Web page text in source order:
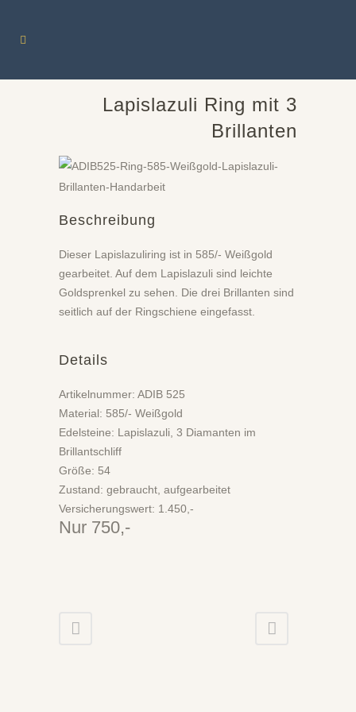
Lapislazuli Ring mit 3
Brillanten
Beschreibung
Dieser Lapislazuliring ist in 585/- Weißgold
gearbeitet. Auf dem Lapislazuli sind leichte
Goldsprenkel zu sehen. Die drei Brillanten sind
seitlich auf der Ringschiene eingefasst.
Details
Artikelnummer: ADIB 525
Material: 585/- Weißgold
Edelsteine: Lapislazuli, 3 Diamanten im
Brillantschliff
Größe: 54
Zustand: gebraucht, aufgearbeitet
Versicherungswert: 1.450,-
Nur 750,-